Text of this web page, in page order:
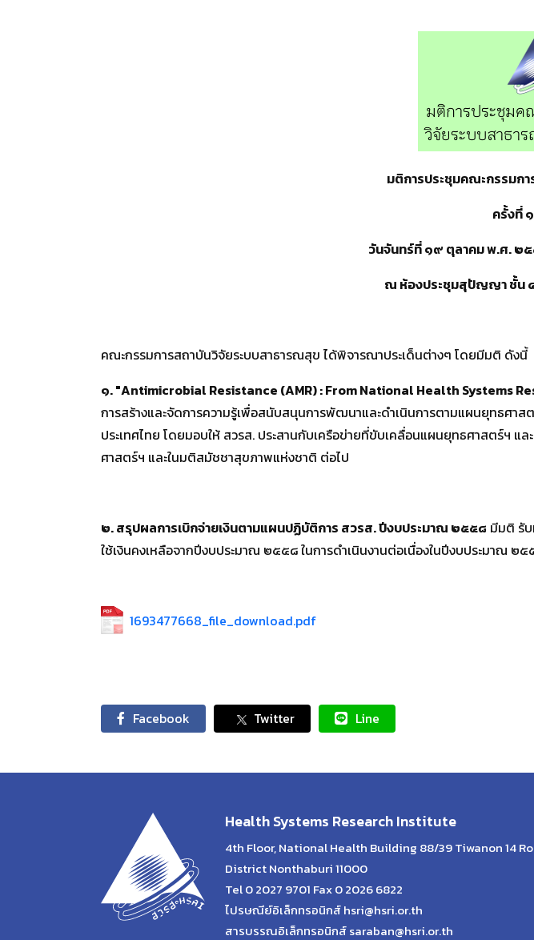
มติการประชุมคณะกรรมก
ครั้งที่
วันจันทร์ที่ ๑๙ ตุลาคม พ.ศ.๒๕
ณ ห้องประชุมสุปัญญา ชั้น
คณะกรรมการสถาบันวิจัยระบบสาธารณสุข ได้พิจารณาประเด็นต่างๆ โดยมีมติ ดังนี้
๑. "Antimicrobial Resistance (AMR) : From National Health Systems
การสร้างและจัดการความรู้เพื่อสนับสนุนการพัฒนาและดำเนินการตามแผนยุทธศา
ประเทศไทย โดยมอบให้ สวรส. ประสานกับเครือข่ายที่ขับเคลื่อนแผนยุทธศาสตร์ฯ
ศาสตร์ฯ และในมติสมัชชาสุขภาพแห่งชาติ ต่อไป
๒.สรุปผลการเบิกจ่ายเงินตามแผนปฏิบัติการ สวรส.ปีงบประมาณ ๒๕๕๘ มีมติ รั
ใช้เงินคงเหลือจากปีงบประมาณ ๒๕๕๘ ในการดำเนินงานต่อเนื่องในปีงบประมาณ
1693477668_file_download.pdf
Facebook Twitter Line
Health Systems Research Institute
4th Floor, National Health Building 88/39 Tiwanon 14
District Nonthaburi 11000
Tel 0 2027 9701 Fax 0 2026 6822
ไปรษณีย์อิเล็กทรอนิกส์ hsri@hsri.or.th
สารบรรณอิเล็กทรอนิกส์ saraban@hsri.or.th